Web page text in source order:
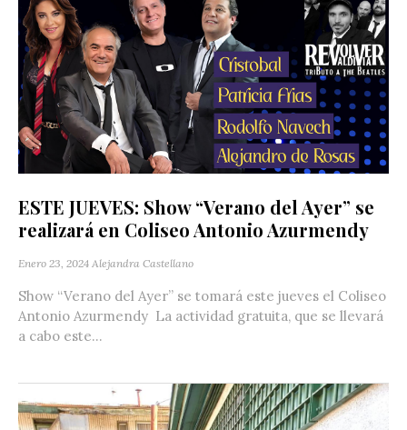
ESTE JUEVES: Show “Verano del Ayer” se
realizará en Coliseo Antonio Azurmendy
Enero 23, 2024 Alejandra Castellano
Show “Verano del Ayer” se tomará este jueves el Coliseo
Antonio Azurmendy La actividad gratuita, que se llevará
a cabo este...